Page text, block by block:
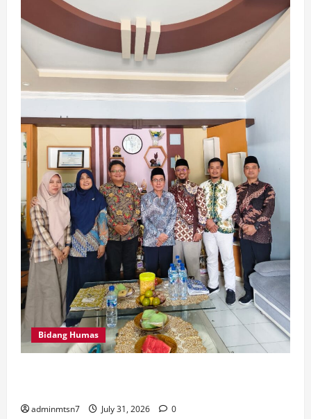
Bidang Humas
adminmtsn7 July 31, 2026 0